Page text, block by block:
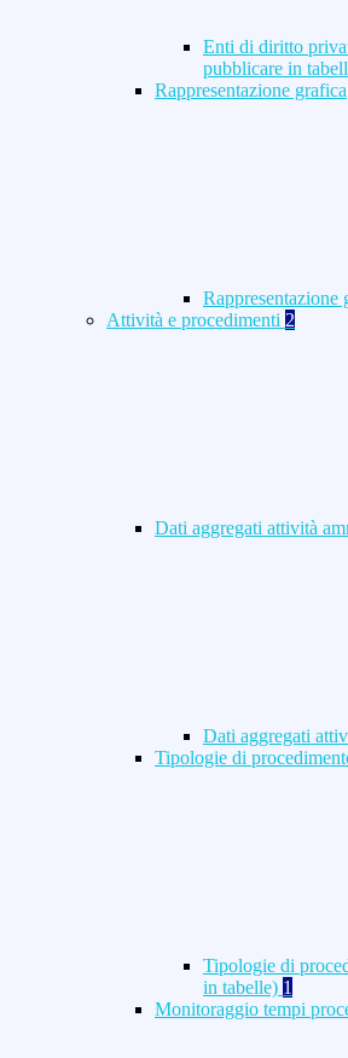
Enti di diritto
pubblicare in
Rappresentazione grafica
Rappresentazione
Attività e procedimenti 2
Dati aggregati attività
Dati aggregati
Tipologie di
Tipologie di
in tabelle) 1
Monitoraggio tempi